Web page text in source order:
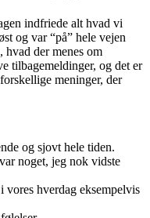
indfriede alt hvad vi
og var “på” hele vejen
hvad der menes om
tilbagemeldinger, og det er
meninger, der
og sjovt hele tiden.
noget, jeg nok vidste
vores hverdag eksempelvis